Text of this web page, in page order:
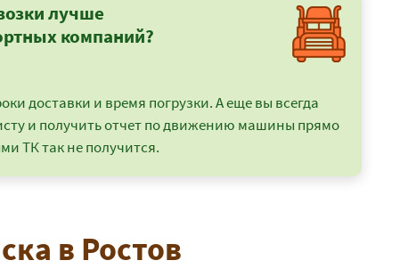
лучше
компаний?
доставки и время погрузки. А еще вы всегда
и получить отчет по движению машины прямо
ТК так не получится.
в Ростов